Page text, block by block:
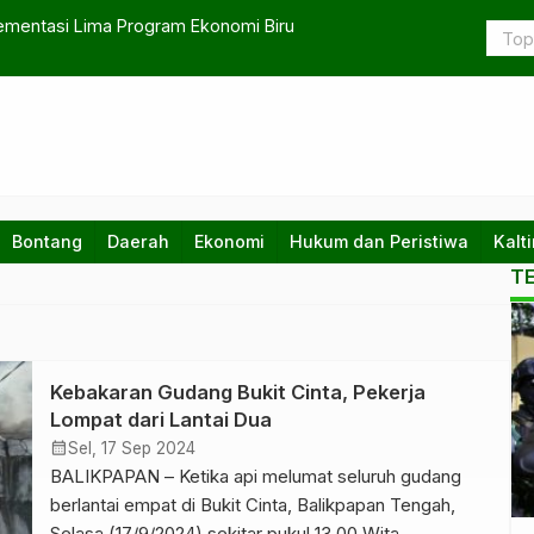
Lima Program Ekonomi Biru Pesan
Bontang Daerah Ekonomi Hukum dan Peristiwa
Kebakaran Gudang Bukit Cinta, Pekerja
Lompat dari Lantai Dua
calendar_monthSel, 17 Sep 2024
BALIKPAPAN – Ketika api melumat seluruh gudang
berlantai empat di Bukit Cinta, Balikpapan Tengah,